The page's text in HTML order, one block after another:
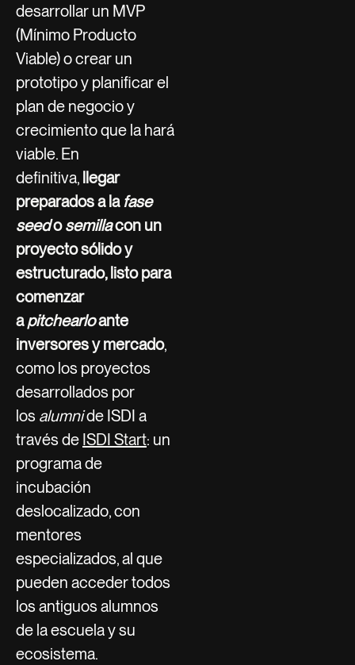
desarrollar un MVP
(Mínimo Producto
Viable) o crear un
prototipo y planificar el
plan de negocio y
crecimiento que la hará
viable. En
definitiva, llegar
preparados a lafase
seedosemillacon un
proyecto sólido y
estructurado, listo para
comenzar
apitchearloante
inversores y mercado,
como los proyectos
desarrollados por
los alumnide ISDI a
través de ISDI Start: un
programa de
incubación
deslocalizado, con
mentores
especializados, al que
pueden acceder todos
los antiguos alumnos
de la escuela y su
ecosistema.